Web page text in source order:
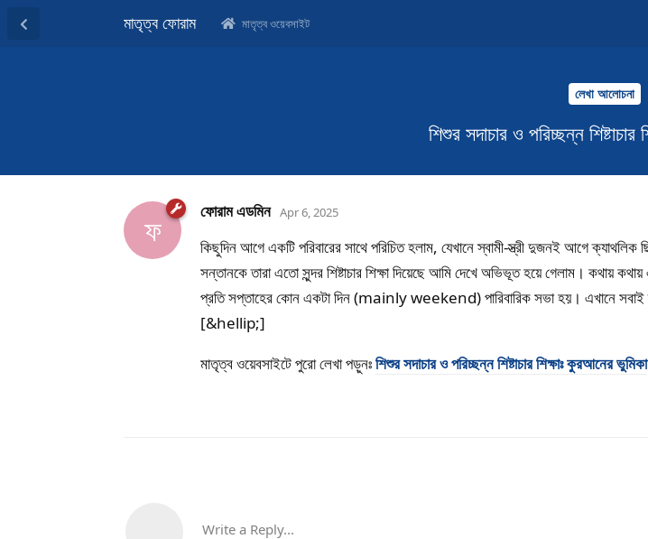
মাতৃত্ব ফোরাম মাতৃত্ব ওয়েবসাইট
লেখা আলোচনা
শিশুর সদাচার ও পরিচ্ছন্ন
ফ ফোরাম এডমিন Apr 6, 2025
কিছুদিন আগে একটি পরিবারের সাথে পরিচিত হলাম, যেখানে স্বামী-স্ত্রী দুজনই আগে ক্যাথলিক
সন্তানকে তারা এতো সুন্দর শিষ্টাচার শিক্ষা দিয়েছে আমি দেখে অভিভূত হয়ে গেলাম। কথায় কথায়
প্রতি সপ্তাহের কোন একটা দিন (mainly weekend) পারিবারিক সভা হয়। এখানে সবাই
[&hellip;]
মাতৃত্ব ওয়েবসাইটে পুরো লেখা পড়ুনঃশিশুর সদাচার ও পরিচ্ছন্ন শিষ্টাচার শিক্ষাঃ কুরআনের ভুমিকা
Write a Reply...